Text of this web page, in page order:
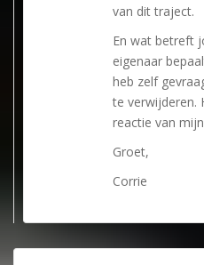
van dit traject.
En wat betreft
eigenaar
heb zelf
te verwijderen.
reactie van
Groet,
Corrie